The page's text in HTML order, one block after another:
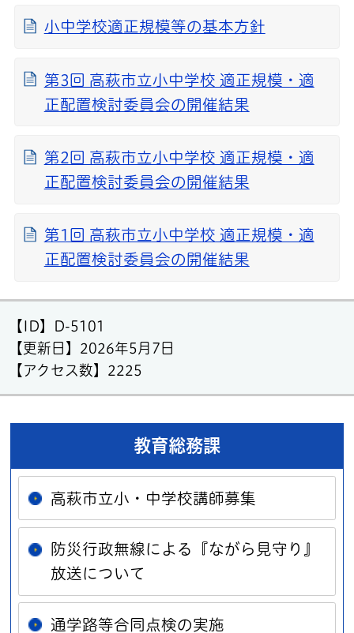
小中学校適正規模等の基本方針
第3回 高萩市立小中学校 適正規模・適
正配置検討委員会の開催結果
第2回 高萩市立小中学校 適正規模・適
正配置検討委員会の開催結果
第1回 高萩市立小中学校 適正規模・適
正配置検討委員会の開催結果
【ID】
D-5101
【更新日】 2026年5月7日
【アクセス数】 2225
教育総務課
高萩市立小・中学校講師募集
防災行政無線による『ながら見守り』
放送について
通学路等合同点検の実施